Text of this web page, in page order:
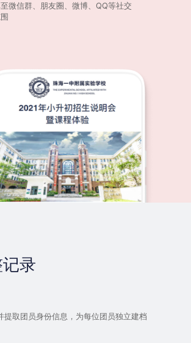
微信群、朋友圈、微博、QQ等社交
录
提取团员身份信息，为每位团员独立建档